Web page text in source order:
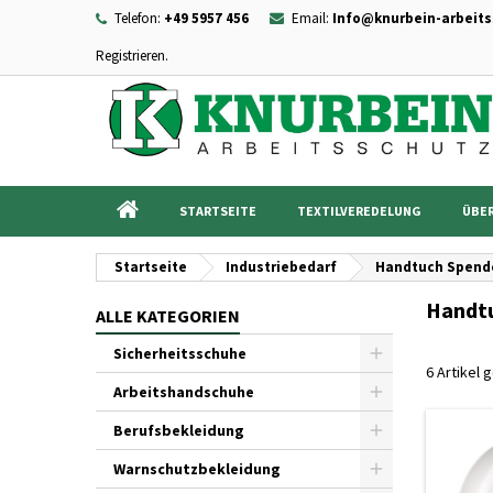
Telefon: +49 5957 456 Email: Info@knurbein-
Registrieren.
STARTSEITE TEXTILVEREDELUNG
Startseite Industriebedarf Handtuch
ALLE KATEGORIEN
Sicherheitsschuhe
Arbeitshandschuhe
Berufsbekleidung
Warnschutzbekleidung
6 Artikel
add_circle_outline